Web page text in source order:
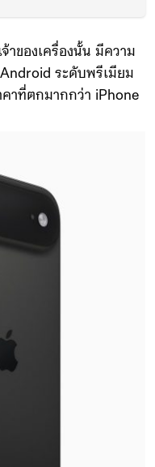
าของเครื่องนั้น มีความ
ระดับพรีเมียม
าที่ตกมากกว่า iPhone